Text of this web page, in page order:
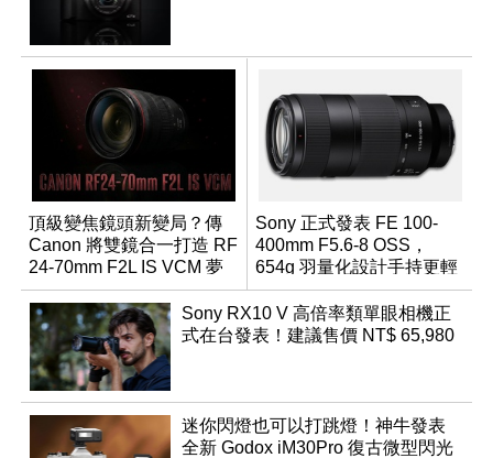
頂級變焦鏡頭新變局？傳
Canon 將雙鏡合一打造 RF
24-70mm F2L IS VCM 夢
幻規格
Sony 正式發表 FE 100-
400mm F5.6-8 OSS，
654g 羽量化設計手持更輕
鬆
Sony RX10 V 高倍率類單眼相機正
式在台發表！建議售價 NT$ 65,980
迷你閃燈也可以打跳燈！神牛發表
全新 Godox iM30Pro 復古微型閃光